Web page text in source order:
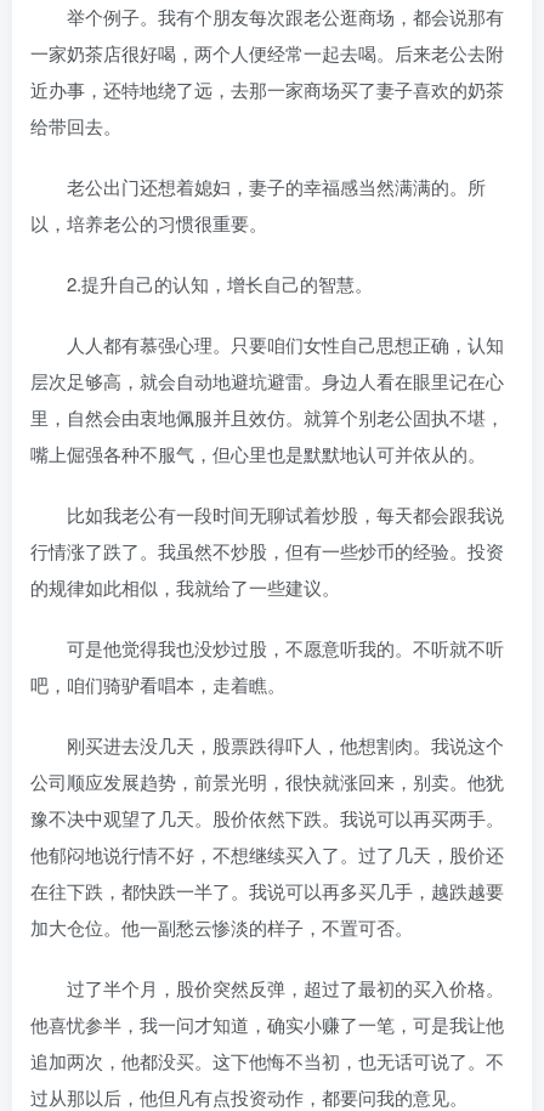
举个例子。我有个朋友每次跟老公逛商场，都会说那有
一家奶茶店很好喝，两个人便经常一起去喝。后来老公去附
近办事，还特地绕了远，去那一家商场买了妻子喜欢的奶茶
给带回去。
老公出门还想着媳妇，妻子的幸福感当然满满的。所
以，培养老公的习惯很重要。
2.提升自己的认知，增长自己的智慧。
人人都有慕强心理。只要咱们女性自己思想正确，认知
层次足够高，就会自动地避坑避雷。身边人看在眼里记在心
里，自然会由衷地佩服并且效仿。就算个别老公固执不堪，
嘴上倔强各种不服气，但心里也是默默地认可并依从的。
比如我老公有一段时间无聊试着炒股，每天都会跟我说
行情涨了跌了。我虽然不炒股，但有一些炒币的经验。投资
的规律如此相似，我就给了一些建议。
可是他觉得我也没炒过股，不愿意听我的。不听就不听
吧，咱们骑驴看唱本，走着瞧。
刚买进去没几天，股票跌得吓人，他想割肉。我说这个
公司顺应发展趋势，前景光明，很快就涨回来，别卖。他犹
豫不决中观望了几天。股价依然下跌。我说可以再买两手。
他郁闷地说行情不好，不想继续买入了。过了几天，股价还
在往下跌，都快跌一半了。我说可以再多买几手，越跌越要
加大仓位。他一副愁云惨淡的样子，不置可否。
过了半个月，股价突然反弹，超过了最初的买入价格。
他喜忧参半，我一问才知道，确实小赚了一笔，可是我让他
追加两次，他都没买。这下他悔不当初，也无话可说了。不
过从那以后，他但凡有点投资动作，都要问我的意见。